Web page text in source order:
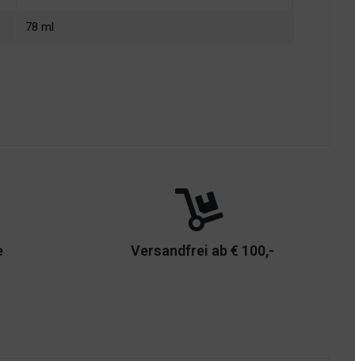
78 ml
Versandfrei ab € 100,-